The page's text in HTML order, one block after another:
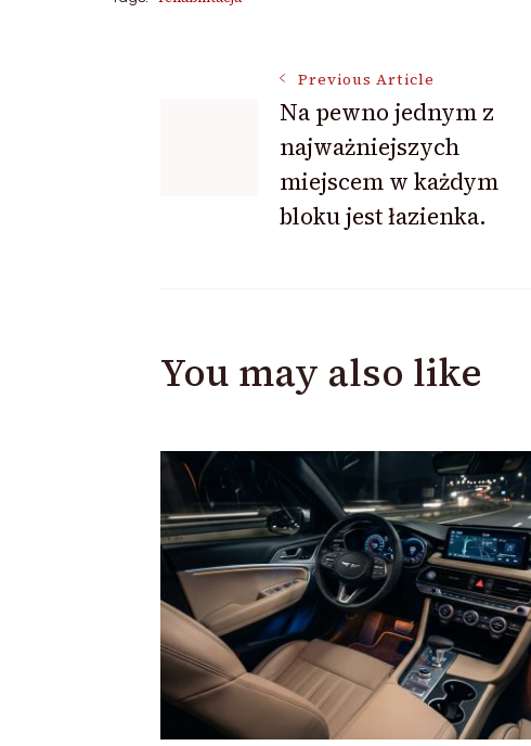
Navigation
Previous Article
Na pewno jednym z
najważniejszych
miejscem w każdym
bloku jest łazienka.
You may also like